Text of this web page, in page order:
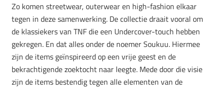
Zo komen streetwear, outerwear en high-fashion elkaar
tegen in deze samenwerking. De collectie draait vooral om
de klassiekers van TNF die een Undercover-touch hebben
gekregen. En dat alles onder de noemer Soukuu. Hiermee
zijn de items geïnspireerd op een vrije geest en de
bekrachtigende zoektocht naar leegte. Mede door die visie
zijn de items bestendig tegen alle elementen van de